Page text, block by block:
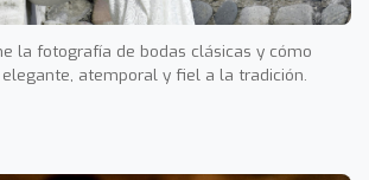
la fotografía de bodas clásicas y cómo
atemporal y fiel a la tradición.